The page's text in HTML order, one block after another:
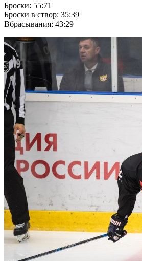
Броски: 55:71
Броски в створ: 35:39
Вбрасывания: 43:29